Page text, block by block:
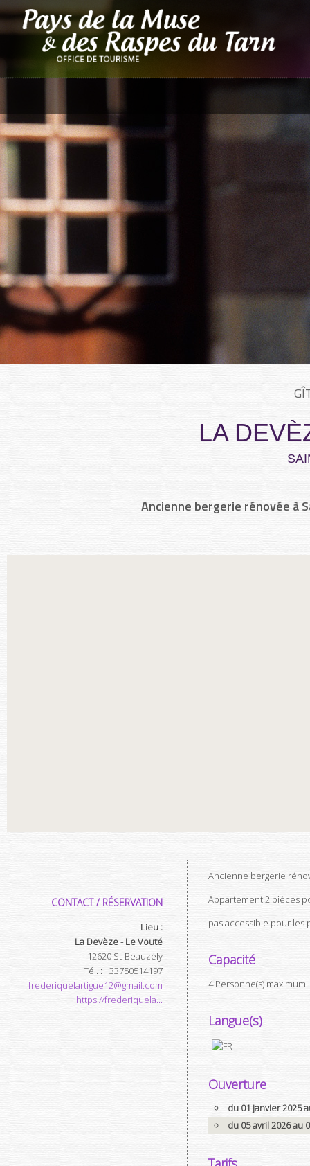
LA
Ancienne bergerie rénovée à
CONTACT / RÉSERVATION
Lieu :
La Devèze - Le Vouté
12620 St-Beauzély
Tél. : +33750514197
frederiquelartigue12@gmail.com
https://frederiquela...
Ancienne bergerie
Appartement 2 pièces
pas accessible pour
Capacité
4 Personne(s) maximum
Langue(s)
Ouverture
du 01 janvier 2025
du 05 avril 2026 au